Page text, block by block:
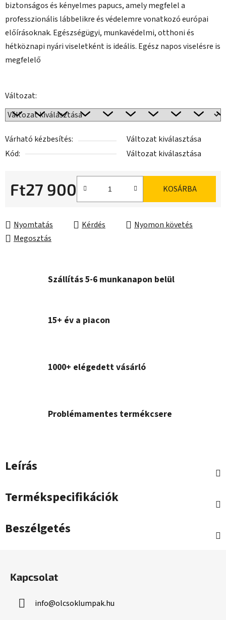
biztonságos és kényelmes papucs, amely megfelel a
professzionális lábbelikre és védelemre vonatkozó európai
előírásoknak. Egészségügyi, munkavédelmi, otthoni és
hétköznapi nyári viseletként is ideális. Egész napos viselésre is
megfelelő
Változat:
Várható kézbesítés:
Változat kiválasztása
Kód:
Változat kiválasztása
Ft27 900 KOSÁRBA
Nyomtatás Kérdés
Nyomon követés
Megosztás
Szállítás 5-6 munkanapon belül
15+ év a piacon
1000+ elégedett vásárló
Problémamentes termékcsere
Leírás
Termékspecifikációk
Beszélgetés
Kapcsolat
info@olcsoklumpak.hu